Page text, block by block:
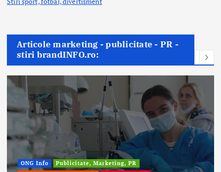
Articole marketing - publicitate - PR -
stiri brandINFO.ro: